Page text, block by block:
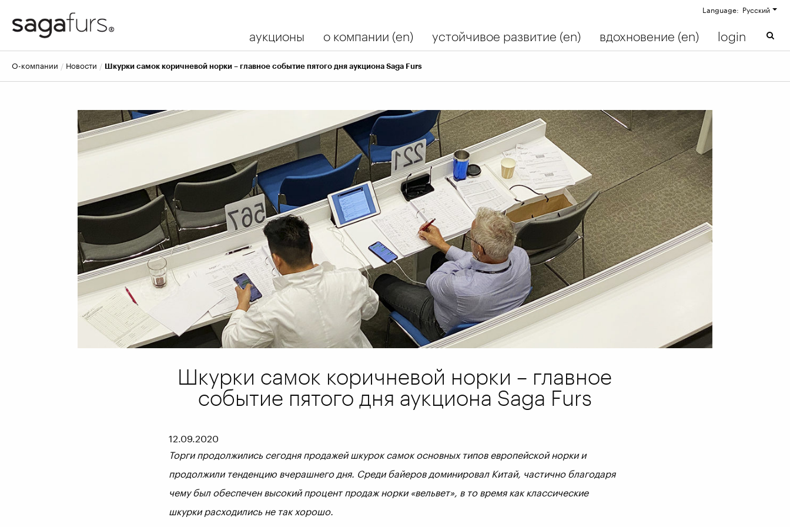
Language: Русский
аукционы о компании (en) устойчивое развитие (en) вдохновение (en) login
о-компании новости Шкурки самок коричневой норки – главное событие пятого дня аукциона Saga Furs
Шкурки самок коричневой норки – главное
событие пятого дня аукциона Saga Furs
12.09.2020
Торги продолжились сегодня продажей шкурок самок основных типов европейской норки и
продолжили тенденцию вчерашнего дня. Среди байеров доминировал Китай, частично благодаря
чему был обеспечен высокий процент продаж норки «вельвет», в то время как классические
шкурки расходились не так хорошо.